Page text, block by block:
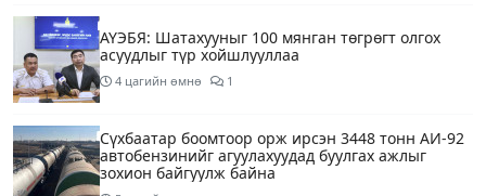
АҮЭБЯ: Шатахууныг 100 мянган төгрөгт олгох
асуудлыг түр хойшлууллаа
4 цагийн өмнө 1
Сүхбаатар боомтоор орж ирсэн 3448 тонн АИ-92
автобензинийг агуулахуудад буулгах ажлыг
зохион байгуулж байна